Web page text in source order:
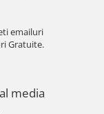
emailuri
Gratuite.
media